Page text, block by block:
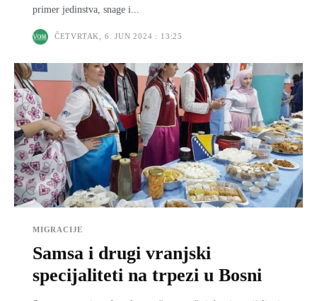
primer jedinstva, snage i...
ČETVRTAK, 6. JUN 2024 : 13:25
MIGRACIJE
Samsa i drugi vranjski
specijaliteti na trpezi u Bosni